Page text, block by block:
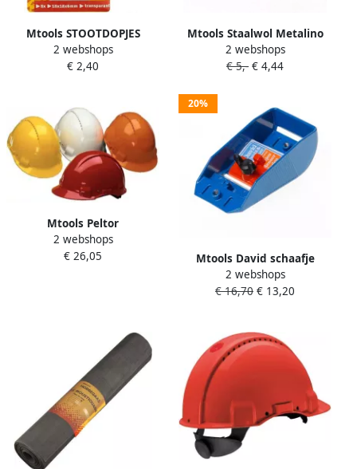
Mtools STOOTDOPJES
DEURBUFFERS
TRANSPARANT 8ST. |
2 webshops
€ 2,40
Mtools Staalwol Metalino
200gr. 83463 |
2 webshops
€ 5,- € 4,44
Mtools Peltor
Veiligheidshelm G3000 geel
ABS 4-punts textiel met
2 webshops
€ 26,05
20%
Mtools David schaafje
combi handschaaf |
2 webshops
€ 16,70 € 13,20